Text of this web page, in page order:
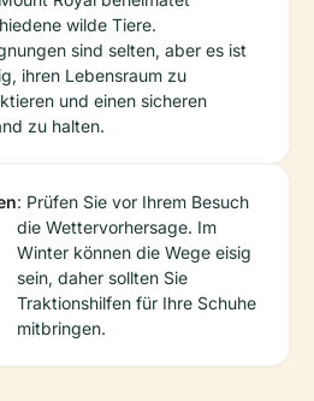
wilde Tiere.
sind selten, aber es ist
ihren Lebensraum zu
und einen sicheren
zu halten.
: Prüfen Sie vor Ihrem Besuch
die Wettervorhersage. Im
Winter können die Wege eisig
sein, daher sollten Sie
Traktionshilfen für Ihre Schuhe
mitbringen.